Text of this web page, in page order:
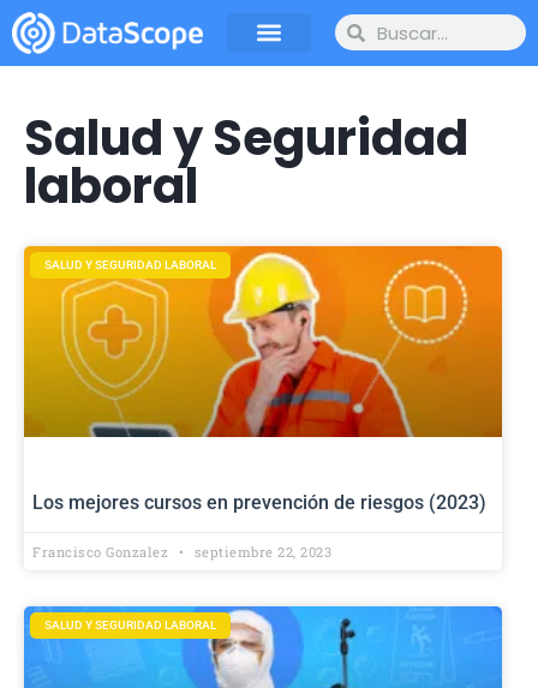
Salud y Seguridad
laboral
SALUD Y SEGURIDAD LABORAL
Los mejores cursos en prevención de riesgos (2023)
Francisco Gonzalez septiembre 22, 2023
SALUD Y SEGURIDAD LABORAL